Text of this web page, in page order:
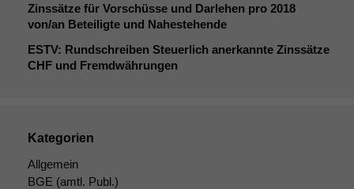
Zinssätze für Vorschüsse und Darlehen pro 2018
von/an Beteiligte und Nahestehende
ESTV: Rundschreiben Steuerlich anerkannte Zinssätze
CHF und Fremdwährungen
Kategorien
Allgemein
BGE (amtl. Publ.)